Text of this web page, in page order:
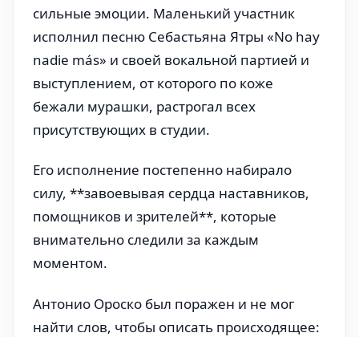
сильные эмоции. Маленький участник
исполнил песню Себастьяна Ятры «No hay
nadie más» и своей вокальной партией и
выступлением, от которого по коже
бежали мурашки, растрогал всех
присутствующих в студии.
Его исполнение постепенно набирало
силу, **завоевывая сердца наставников,
помощников и зрителей**, которые
внимательно следили за каждым
моментом.
Антонио Ороско был поражен и не мог
найти слов, чтобы описать происходящее: